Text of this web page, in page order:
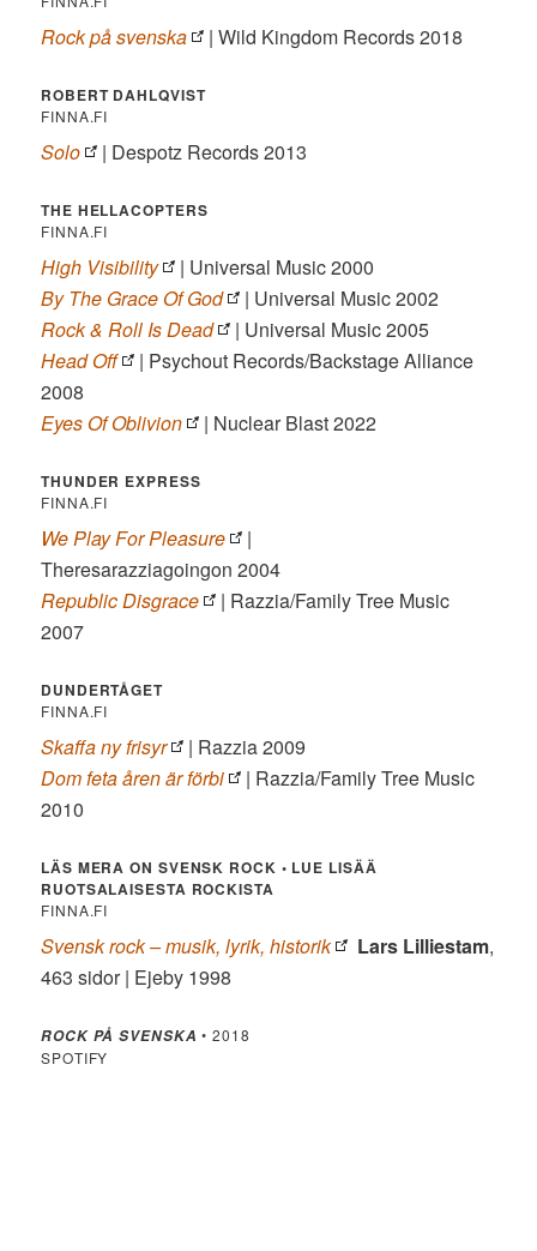
Rock på svenska | Wild Kingdom Records 2018
ROBERT DAHLQVIST
FINNA.FI
Solo | Despotz Records 2013
THE HELLACOPTERS
FINNA.FI
High Visibility
| Universal Music 2000
By The Grace Of God
| Universal Music 2002
Rock & Roll Is Dead
| Universal Music 2005
Head Off
| Psychout Records/Backstage Alliance
2008
Eyes Of Oblivion
| Nuclear Blast 2022
THUNDER EXPRESS
FINNA.FI
We Play For Pleasure
|
Theresarazziagoingon 2004
Republic Disgrace
| Razzia/Family Tree Music
2007
DUNDERTÅGET
FINNA.FI
Skaffa ny frisyr
| Razzia 2009
Dom feta åren är förbi
| Razzia/Family Tree Music
2010
LÄS MERA ON SVENSK ROCK • LUE LISÄÄ
RUOTSALAISESTA ROCKISTA
FINNA.FI
Svensk rock – musik, lyrik, historik Lars Lilliestam,
463 sidor | Ejeby 1998
ROCK PÅ SVENSKA • 2018
SPOTIFY